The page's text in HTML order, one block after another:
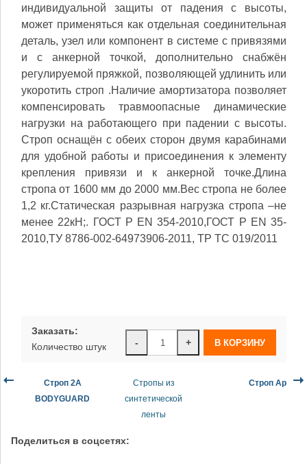
индивидуальной защиты от падения с высоты,
может применяться как отдельная соединительная
деталь, узел или компонент в системе с привязями
и с анкерной точкой, дополнительно снабжён
регулируемой пряжкой, позволяющей удлинить или
укоротить строп .Наличие амортизатора позволяет
компенсировать травмоопасные динамические
нагрузки на работающего при падении с высоты.
Строп оснащён с обеих сторон двумя карабинами
для удобной работы и присоединения к элементу
крепления привязи и к анкерной точке.Длина
стропа от 1600 мм до 2000 мм.Вес стропа не более
1,2 кг.Статическая разрывная нагрузка стропа –не
менее 22кН;. ГОСТ Р ЕN 354-2010,ГОСТ Р ЕN 35-
2010,ТУ 8786-002-64973906-2011, ТР ТС 019/2011
- +
Заказать:
Количество штук
Строп 2А
BODYGUARD
Стропы из
синтетической
ленты
Строп Ар
Поделиться в соцсетях: